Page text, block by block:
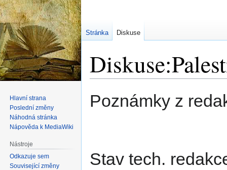
na
na
Poznámky z
Stav tech.
Stránka Diskuse
Hlavní strana
Poslední změny
Náhodná stránka
Nápověda k MediaWiki
Nástroje
Odkazuje sem
Související změny